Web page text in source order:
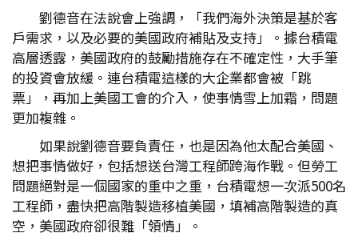
劉德音在法說會上強調，「我們海外決策是基於客
戶需求，以及必要的美國政府補貼及支持」。據台積電
高層透露，美國政府的鼓勵措施存在不確定性，大手筆
的投資會放緩。連台積電這樣的大企業都會被「跳
票」，再加上美國工會的介入，使事情雪上加霜，問題
更加複雜。
如果說劉德音要負責任，也是因為他太配合美國、
想把事情做好，包括想送台灣工程師跨海作戰。但勞工
問題絕對是一個國家的重中之重，台積電想一次派500名
工程師，盡快把高階製造移植美國，填補高階製造的真
空，美國政府卻很難「領情」。